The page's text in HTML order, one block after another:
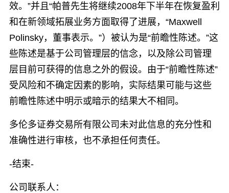
效。”并且“帕普先生将继续2008年下半年在恢复盈利
和在新领域拓展业务方面取得了进展，“Maxwell
Polinsky，董事表示。”）被认为是“前瞻性陈述。”这
些陈述是基于公司管理层的信念，以及除公司管理
层目前可获得的信息之外的假设。由于“前瞻性陈述”
受风险和不确定因素的影响，实际结果可能与这些
前瞻性陈述中明示或暗示的结果大不相同。
多伦多证券交易所有限公司未对此信息的充分性和
准确性进行审核，也不承担任何责任。
-结束-
公司联系人：